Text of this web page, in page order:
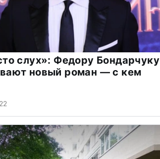
слух»: Федору Бондарчуку
новый роман — с кем
22